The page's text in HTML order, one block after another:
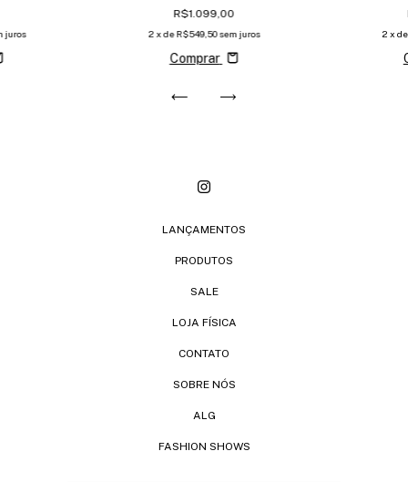
juros
R$1.099,00
2 x deR$549,50 sem juros
Comprar
2 x
LANÇAMENTOS
PRODUTOS
SALE
LOJA FÍSICA
CONTATO
SOBRE NÓS
ALG
FASHION SHOWS